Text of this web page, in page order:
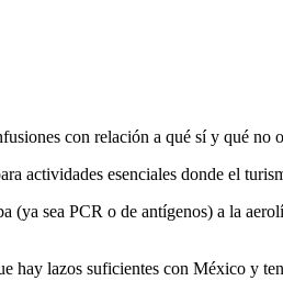
con relación a qué sí y qué
actividades esenciales donde el
(ya sea PCR o de antígenos) a la
hay lazos suficientes con México y